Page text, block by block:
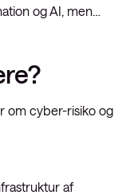
og AI, men…
om cyber-risiko og
af